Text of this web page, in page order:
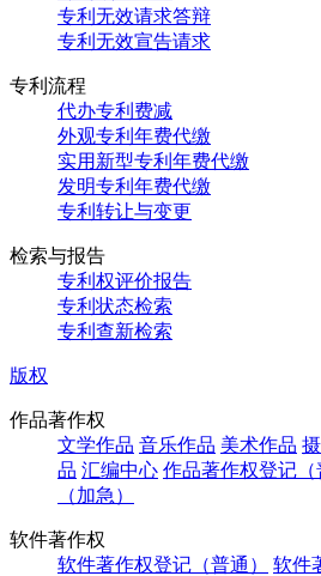
专利无效请求答辩
专利无效宣告请求
专利流程
代办专利费减
外观专利年费代缴
实用新型专利年费代缴
发明专利年费代缴
专利转让与变更
检索与报告
专利权评价报告
专利状态检索
专利查新检索
版权
作品著作权
文学作品 音乐作品 美术作品
品 汇编中心 作品著作权登记（
（加急）
软件著作权
软件著作权登记（普通）
软件